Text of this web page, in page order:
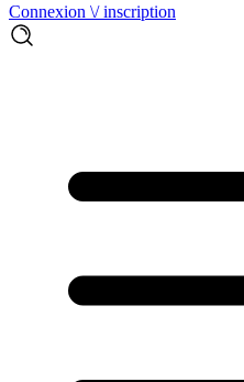
Connexion \/ inscription